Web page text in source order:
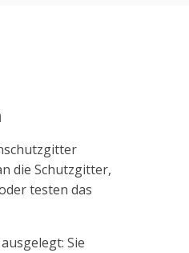
die Schutzgitter,
testen das
Sie